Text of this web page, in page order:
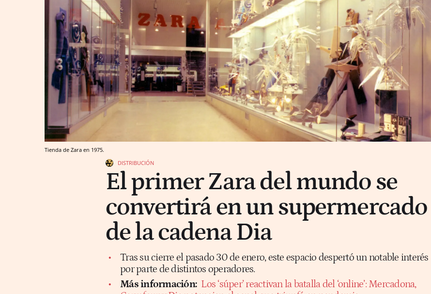
Tienda de Zara en 1975.
DISTRIBUCIÓN
El primer Zara del mundo se
convertirá en un supermercado
de la cadena Dia
Tras su cierre el pasado 30 de enero, este espacio despertó un notable interés
por parte de distintos operadores.
Más información: Los ‘súper’ reactivan la batalla del ‘online’: Mercadona,